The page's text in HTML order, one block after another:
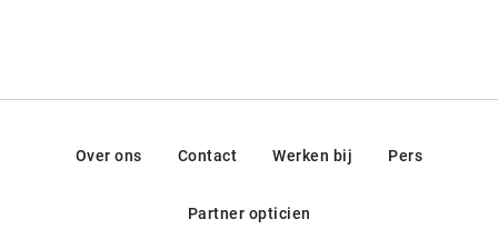
Over ons Contact Werken bij Pers
Partner opticien